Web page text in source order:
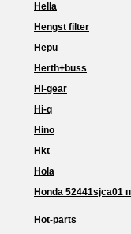
Hella
Hengst filter
Hepu
Herth+buss
Hi-gear
Hi-q
Hino
Hkt
Hola
Honda 52441sjca01
Hot-parts